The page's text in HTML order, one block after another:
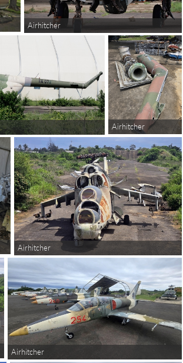
Airhitcher
Airhitcher
Airhitcher
Airhitcher